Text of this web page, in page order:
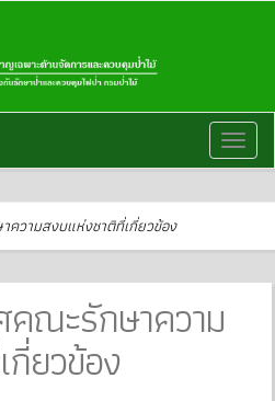
วามสงบแห่งชาติที่เกี่ยวข้อง
ณะรักษาความ
ยวข้อง